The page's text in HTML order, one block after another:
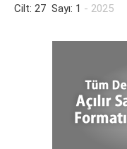
Cilt: 27 Sayı: 1 - 2025